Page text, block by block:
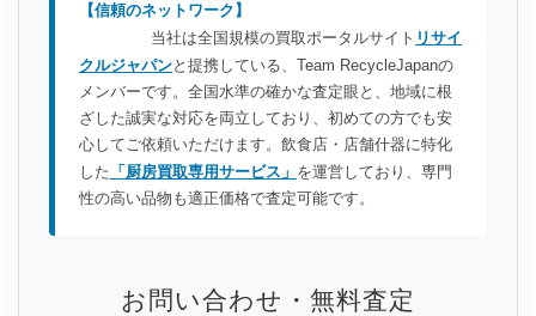
【信頼のネットワーク】
当社は全国規模の買取ポータルサイト リサイ
クルジャパンと提携している、Team RecycleJapanの
メンバーです。全国水準の確かな査定眼と、地域に根
ざした誠実な対応を両立しており、初めての方でも安
心してご依頼いただけます。飲食店・店舗什器に特化
した 「厨房買取専用サービス」 を運営しており、専門
性の高い品物も適正価格で査定可能です。
お問い合わせ・無料査定